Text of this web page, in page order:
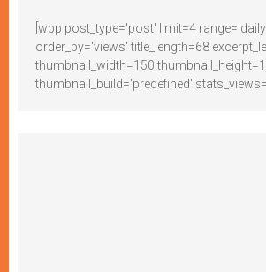
[wpp post_type='post' limit=4
order_by='views' title_length=68
thumbnail_width=150
thumbnail_build='predefined'